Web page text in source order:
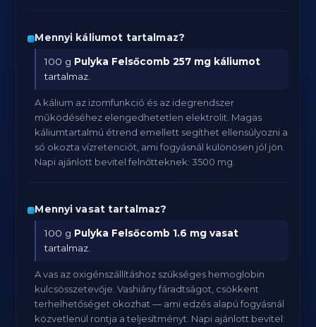
Mennyi káliumot tartalmaz?
100 g Pulyka Felsőcomb 257 mg káliumot
tartalmaz.
A kálium az izomfunkció és az idegrendszer
működéséhez elengedhetetlen elektrolit. Magas
káliumtartalmú étrend emellett segíthet ellensúlyozni a
só okozta vízretenciót, ami fogyásnál különösen jól jön.
Napi ajánlott bevitel felnőtteknek: 3500 mg.
Mennyi vasat tartalmaz?
100 g Pulyka Felsőcomb 1.6 mg vasat
tartalmaz.
A vas az oxigénszállításhoz szükséges hemoglobin
kulcsösszetevője. Vashiány fáradtságot, csökkent
terhelhetőséget okozhat — ami edzés alapú fogyásnál
közvetlenül rontja a teljesítményt. Napi ajánlott bevitel: